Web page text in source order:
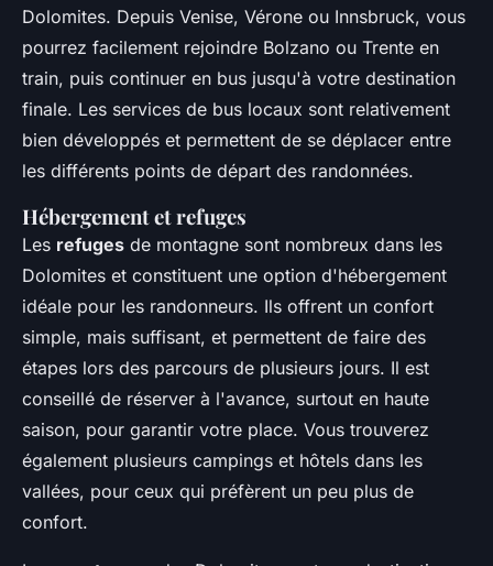
Dolomites. Depuis Venise, Vérone ou Innsbruck, vous
pourrez facilement rejoindre Bolzano ou Trente en
train, puis continuer en bus jusqu'à votre destination
finale. Les services de bus locaux sont relativement
bien développés et permettent de se déplacer entre
les différents points de départ des randonnées.
Hébergement et refuges
Les refuges de montagne sont nombreux dans les
Dolomites et constituent une option d'hébergement
idéale pour les randonneurs. Ils offrent un confort
simple, mais suffisant, et permettent de faire des
étapes lors des parcours de plusieurs jours. Il est
conseillé de réserver à l'avance, surtout en haute
saison, pour garantir votre place. Vous trouverez
également plusieurs campings et hôtels dans les
vallées, pour ceux qui préfèrent un peu plus de
confort.